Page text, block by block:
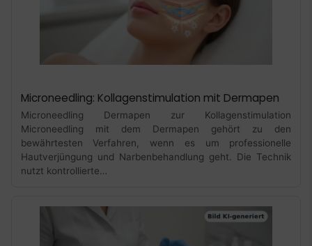
Microneedling: Kollagenstimulation mit Dermapen
Microneedling Dermapen zur Kollagenstimulation
Microneedling mit dem Dermapen gehört zu den
bewährtesten Verfahren, wenn es um professionelle
Hautverjüngung und Narbenbehandlung geht. Die Technik
nutzt kontrollierte…